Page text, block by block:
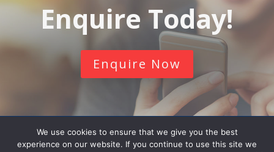
Enquire Today!
Enquire Now
We use cookies to ensure that we give you the best
experience on our website. If you continue to use this site we